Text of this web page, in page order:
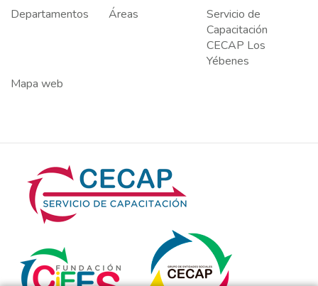
Departamentos
Áreas
Servicio de
Capacitación
CECAP Los
Yébenes
Mapa web